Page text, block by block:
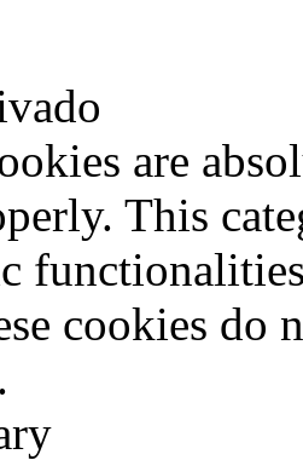
are
This
cookies do